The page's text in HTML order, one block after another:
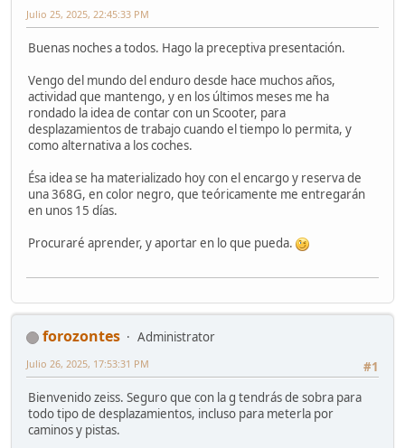
Julio 25, 2025, 22:45:33 PM
Buenas noches a todos. Hago la preceptiva presentación.
Vengo del mundo del enduro desde hace muchos años,
actividad que mantengo, y en los últimos meses me ha
rondado la idea de contar con un Scooter, para
desplazamientos de trabajo cuando el tiempo lo permita, y
como alternativa a los coches.
Ésa idea se ha materializado hoy con el encargo y reserva de
una 368G, en color negro, que teóricamente me entregarán
en unos 15 días.
Procuraré aprender, y aportar en lo que pueda.
forozontes
Administrator
#1
Julio 26, 2025, 17:53:31 PM
Bienvenido zeiss. Seguro que con la g tendrás de sobra para
todo tipo de desplazamientos, incluso para meterla por
caminos y pistas.